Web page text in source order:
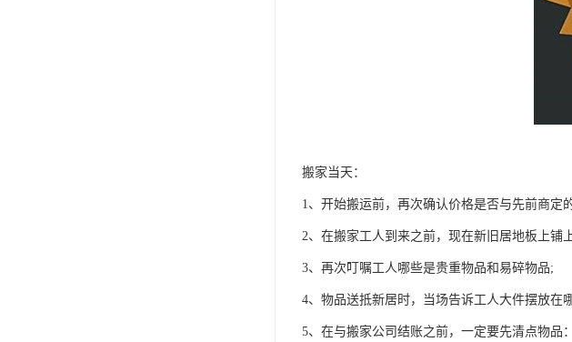
搬家当天：
1、开始搬运前，再次确认价格是否与先前商定
2、在搬家工人到来之前，现在新旧居地板上铺
3、再次叮嘱工人哪些是贵重物品和易碎物品;
4、物品送抵新居时，当场告诉工人大件摆放在
5、在与搬家公司结账之前，一定要先清点物品